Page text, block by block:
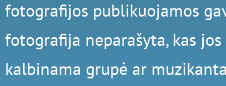
fotografijos publikuojamos
fotografija neparašyta, kas
kalbinama grupė ar